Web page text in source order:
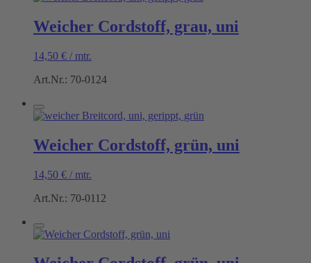
Weicher Cordstoff, grau, uni
14,50 € / mtr.
Art.Nr.: 70-0124
Weicher Cordstoff, grün, uni
14,50 € / mtr.
Art.Nr.: 70-0112